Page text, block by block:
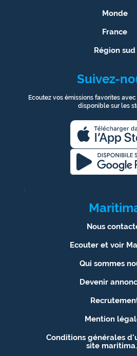
Monde
France
Région sud
Suivez-
Ecoutez vos émissions favorites
disponible sur les
1
Nous
Ecouter et voir
Qui sommes
Devenir
Mention
Conditions générales
site